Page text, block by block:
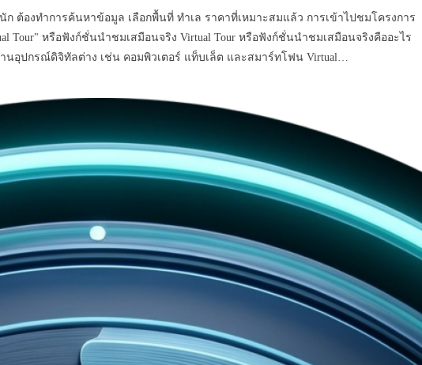
ต้องทำการค้นหาข้อมูล เลือกพื้นที่ ทำเล ราคาที่เหมาะสมแล้ว การเข้าไปชมโครงการ
หรือฟังก์ชั่นนำชมเสมือนจริง Virtual Tour หรือฟังก์ชั่นนำชมเสมือนจริงคืออะไร
นอุปกรณ์ดิจิทัลต่าง เช่น คอมพิวเตอร์ แท็บเล็ต และสมาร์ทโฟน Virtual…